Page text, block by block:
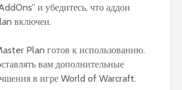
и убедитесь, что аддон
включен.
Plan готов к использованию.
вам дополнительные
в игре World of Warcraft.